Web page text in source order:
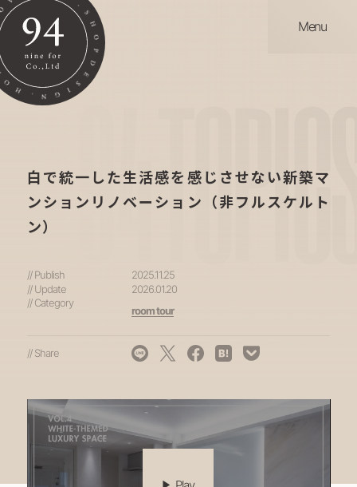
Menu
94
白で統一した生活感を感じさせない新築マ
ンションリノベーション（非フルスケルト
ン）
// Publish
2025.11.25
// Update
2026.01.20
// Category
room tour
// Share